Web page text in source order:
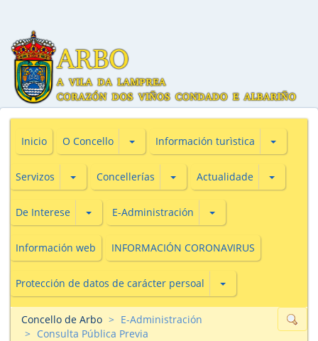
Inicio O Concello Subsecciones de O Concello
Información turìstica
Servizos Subsecciones de Servizos
Concellerías Subsecciones de Concellerías
Actualidade
De Interese Subsecciones de De Interese
E-Administración Subsecciones de E-
Información web INFORMACIÓN CORONAVIRUS
Protección de datos de carácter persoal Subsecciones de
Concello de Arbo
E-Administración
Consulta Pública Previa